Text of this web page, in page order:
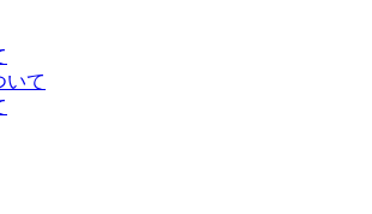
いて